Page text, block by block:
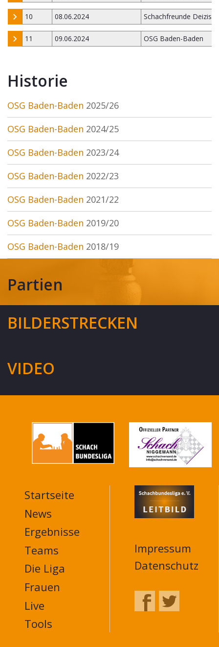
10 08.06.2024 Schachfreunde
11 09.06.2024 OSG Baden-Baden
Historie
OSG Baden-Baden 2025/26
OSG Baden-Baden 2024/25
OSG Baden-Baden 2023/24
OSG Baden-Baden 2022/23
OSG Baden-Baden 2021/22
OSG Baden-Baden 2019/20
OSG Baden-Baden 2018/19
Partien
BILDERSTRECKEN
VIDEO
MAIN
NAVIGATION
FOOTER
Startseite
News
Ergebnisse
Teams
Die Liga
Frauen
Live
Tools
Impressum
Datenschutz